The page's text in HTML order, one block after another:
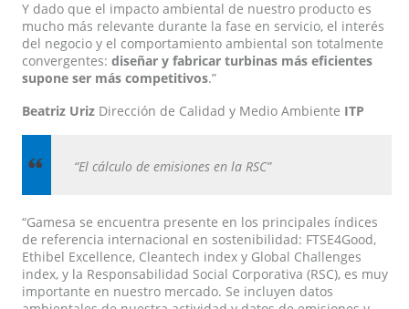
Y dado que el impacto ambiental de nuestro producto es
mucho más relevante durante la fase en servicio, el interés
del negocio y el comportamiento ambiental son totalmente
convergentes:diseñar y fabricar turbinas más eficientes
supone ser más competitivos.”
Beatriz Uriz Dirección de Calidad y Medio Ambiente ITP
“El cálculo de emisiones en la RSC”
“Gamesa se encuentra presente en los principales índices
de referencia internacional en sostenibilidad: FTSE4Good,
Ethibel Excellence, Cleantech index y Global Challenges
index, y la Responsabilidad Social Corporativa (RSC), es muy
importante en nuestro mercado. Se incluyen datos